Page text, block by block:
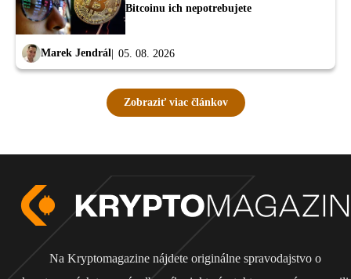
Bitcoinu ich nepotrebujete
Marek Jendrál 05. 08. 2026
Zobraziť viac článkov
Na Kryptomagazine nájdete originálne spravodajstvo o